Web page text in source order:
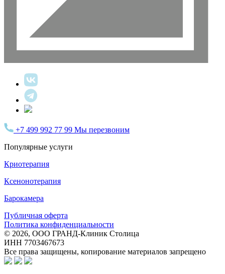
+7 499 992 77 99 Мы перезвоним
Популярные услуги
Криотерапия
Ксенонотерапия
Барокамера
Публичная оферта
Политика конфиденциальности
© 2026, ООО ГРАНД-Клиник Столица
ИНН 7703467673
Все права защищены, копирование материалов запрещено